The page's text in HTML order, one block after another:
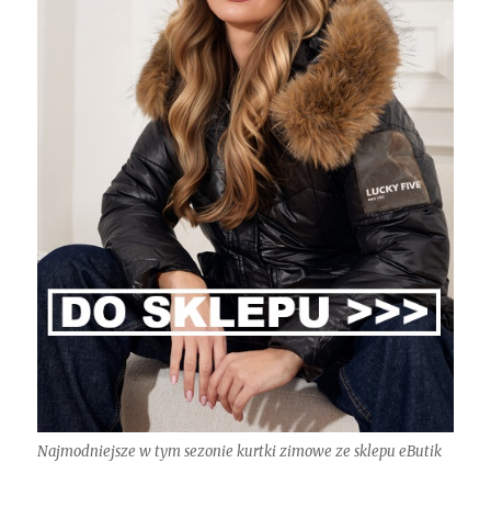
Najmodniejsze w tym sezonie kurtki zimowe ze sklepu eButik